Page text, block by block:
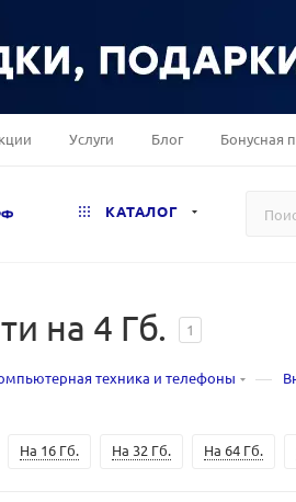
Услуги Блог Бонусная
КАТАЛОГ
на 4 Гб. 1
техника и телефоны —
На 16 Гб. На 32 Гб. На 64 Гб.